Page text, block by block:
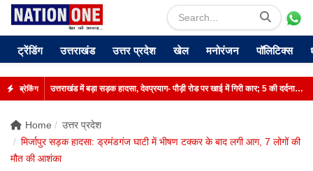
ब्रेकिंग उत्तराखंड में बड़ा सड़क हादसा, देवप्रयाग- पौड़ी रोड पर खाई में गिरी कार; 5 की दर्दनाक मौत
ट्रेंडिंग उत्तराखंड उत्तर प्रदेश खेल मनोरंजन पॉलिटिक्स
Home
उत्तर प्रदेश
मिर्जापुर सड़क हादसा: ड्रमंडगंज घाटी में भीषण टक्कर के बाद लगी आग, 7 लोगों की
मौत की आशंका